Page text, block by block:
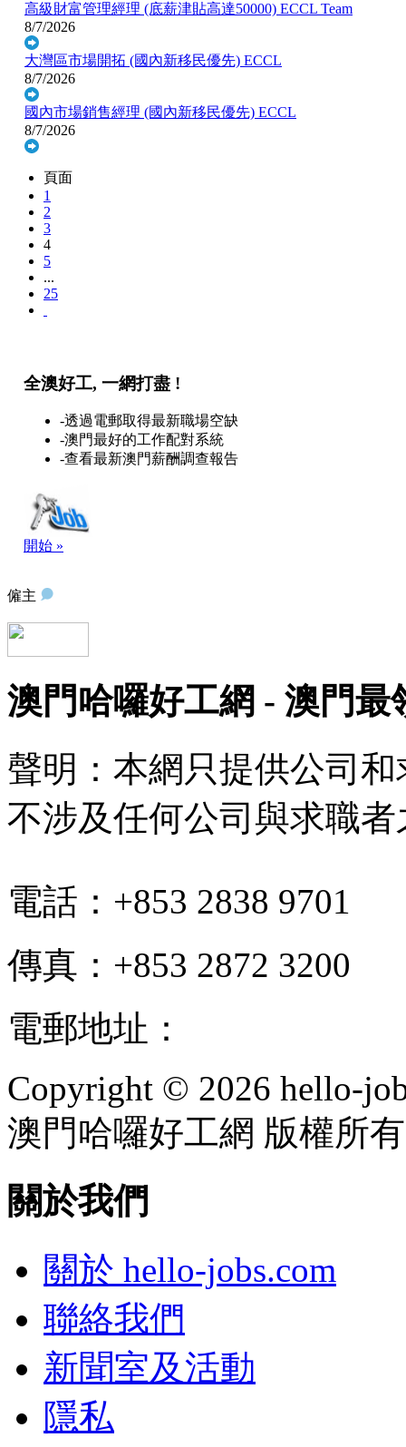
高級財富管理經理 (底薪津貼高達50000) ECCL Team
8/7/2026
大灣區市場開拓 (國內新移民優先) ECCL
8/7/2026
國內市場銷售經理 (國內新移民優先) ECCL
8/7/2026
頁面
1
2
3
4
5
...
25
全澳好工, 一網打盡 !
-透過電郵取得最新職場空缺
-澳門最好的工作配對系統
-查看最新澳門薪酬調查報告
開始 »
僱主
澳門哈囉好工網 - 澳門最
聲明：本網只提供公司
不涉及任何公司與求職
電話：+853 2838 9701
傳真：+853 2872 3200
電郵地址：
Copyright © 2026 hello-
澳門哈囉好工網 版權所有
關於我們
關於 hello-jobs.com
聯絡我們
新聞室及活動
隱私